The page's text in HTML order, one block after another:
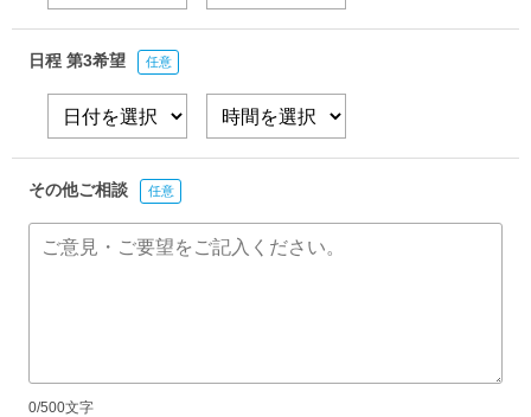
日程 第3希望 任意
その他ご相談 任意
0/500文字